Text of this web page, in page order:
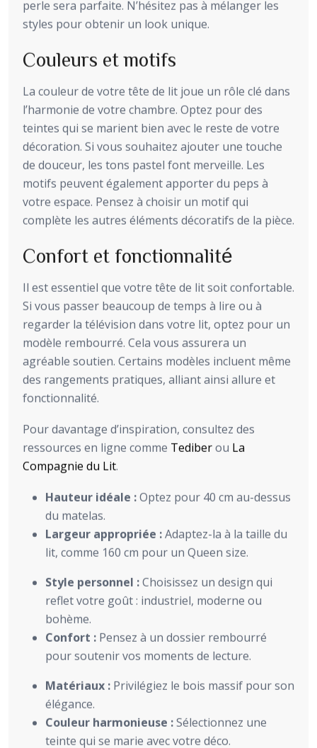
perle sera parfaite. N’hésitez pas à mélanger les
styles pour obtenir un look unique.
Couleurs et motifs
La couleur de votre tête de lit joue un rôle clé dans
l’harmonie de votre chambre. Optez pour des
teintes qui se marient bien avec le reste de votre
décoration. Si vous souhaitez ajouter une touche
de douceur, les tons pastel font merveille. Les
motifs peuvent également apporter du peps à
votre espace. Pensez à choisir un motif qui
complète les autres éléments décoratifs de la pièce.
Confort et fonctionnalité
Il est essentiel que votre tête de lit soit confortable.
Si vous passer beaucoup de temps à lire ou à
regarder la télévision dans votre lit, optez pour un
modèle rembourré. Cela vous assurera un
agréable soutien. Certains modèles incluent même
des rangements pratiques, alliant ainsi allure et
fonctionnalité.
Pour davantage d’inspiration, consultez des
ressources en ligne comme Tediberou La
Compagnie du Lit.
Hauteur idéale :Optez pour 40 cm au-dessus
du matelas.
Largeur appropriée :Adaptez-la à la taille du
lit, comme 160 cm pour un Queen size.
Style personnel :Choisissez un design qui
reflet votre goût : industriel, moderne ou
bohème.
Confort : Pensez à un dossier rembourré
pour soutenir vos moments de lecture.
Matériaux : Privilégiez le bois massif pour son
élégance.
Couleur harmonieuse :Sélectionnez une
teinte qui se marie avec votre déco.